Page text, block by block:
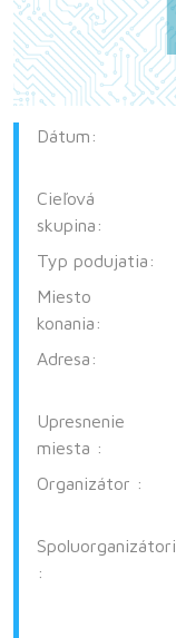
Dátum:
Cieľová
skupina:
Typ podujatia:
Miesto
konania:
Adresa:
Upresnenie
miesta :
Organizátor :
Spoluorganizátori
: